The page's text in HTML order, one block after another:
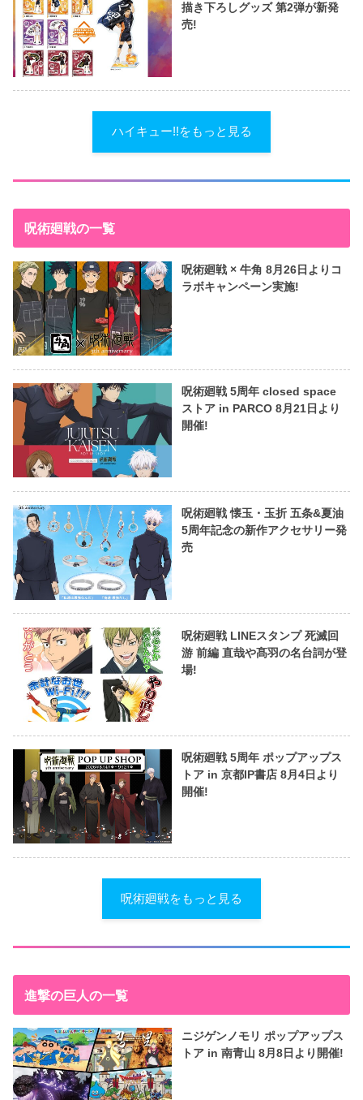
描き下ろしグッズ 第2弾が新発
売!
ハイキュー!!をもっと見る
呪術廻戦の一覧
呪術廻戦 × 牛角 8月26日よりコ
ラボキャンペーン実施!
呪術廻戦 5周年 closed space
ストア in PARCO 8月21日より
開催!
呪術廻戦 懐玉・玉折 五条&夏油
5周年記念の新作アクセサリー発
売
呪術廻戦 LINEスタンプ 死滅回
游 前編 直哉や髙羽の名台詞が登
場!
呪術廻戦 5周年 ポップアップス
トア in 京都IP書店 8月4日より
開催!
呪術廻戦をもっと見る
進撃の巨人の一覧
ニジゲンノモリ ポップアップス
トア in 南青山 8月8日より開催!